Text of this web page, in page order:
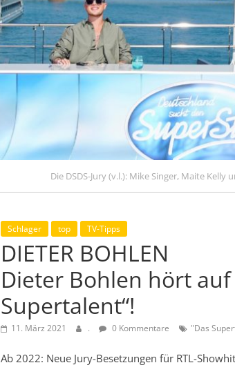
Die DSDS-Jury (v.l.): Mike Singer, Maite
Schlager top TV-Tipps
DIETER BOHLEN
Dieter Bohlen hört auf
Supertalent“!
11. März 2021 . 0 Kommentare "Das
Ab 2022: Neue Jury-Besetzungen für RTL-